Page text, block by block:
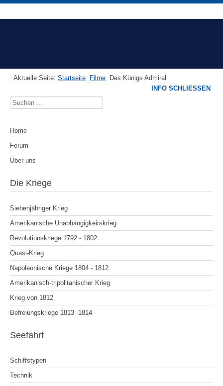
Aktuelle Seite: Startseite Filme Des Königs Admiral
Suchen
Home
Forum
Über uns
Die Kriege
Siebenjähriger Krieg
Amerikanische Unabhängigkeitskrieg
Revolutionskriege 1792 - 1802
Quasi-Krieg
Napoleonische Kriege 1804 - 1812
Amerikanisch-tripolitanischer Krieg
Krieg von 1812
Befreiungskriege 1813 -1814
Seefahrt
Schiffstypen
Technik
INFO SCHLIESSEN